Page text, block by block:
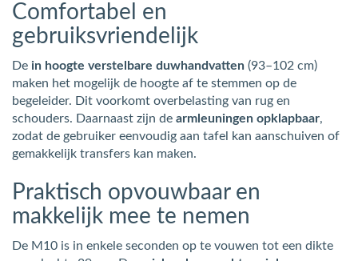
Comfortabel en
gebruiksvriendelijk
De in hoogte verstelbare duwhandvatten (93–102 cm)
maken het mogelijk de hoogte af te stemmen op de
begeleider. Dit voorkomt overbelasting van rug en
schouders. Daarnaast zijn de armleuningen opklapbaar,
zodat de gebruiker eenvoudig aan tafel kan aanschuiven of
gemakkelijk transfers kan maken.
Praktisch opvouwbaar en
makkelijk mee te nemen
De M10 is in enkele seconden op te vouwen tot een dikte